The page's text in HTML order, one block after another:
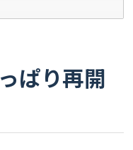
ぱり再開